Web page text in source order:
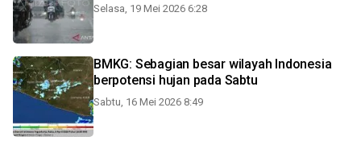
Selasa, 19 Mei 2026 6:28
BMKG: Sebagian besar wilayah Indonesia
berpotensi hujan pada Sabtu
Sabtu, 16 Mei 2026 8:49